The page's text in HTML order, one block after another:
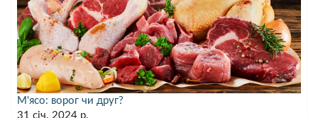
М'ясо: ворог чи друг?
31 січ. 2024 р.